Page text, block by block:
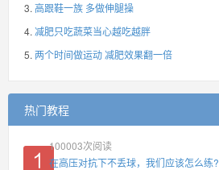
高跟鞋一族 多做伸腿操
减肥只吃蔬菜当心越吃越胖
两个时间做运动 减肥效果翻一倍
热门教程
100003次阅读
在高压对抗下不丢球，我们应该怎么练?